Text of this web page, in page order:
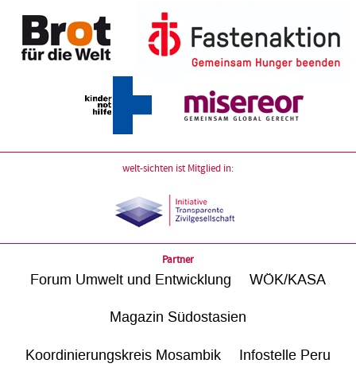
welt-sichten ist Mitglied in:
Partner
Forum Umwelt und Entwicklung WÖK/KASA
Magazin Südostasien
Koordinierungskreis Mosambik Infostelle Peru